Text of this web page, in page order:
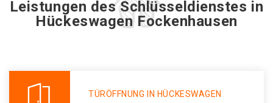
Leistungen des Schlüsseldienstes in
Hückeswagen Fockenhausen
TÜRÖFFNUNG IN HÜCKESWAGEN